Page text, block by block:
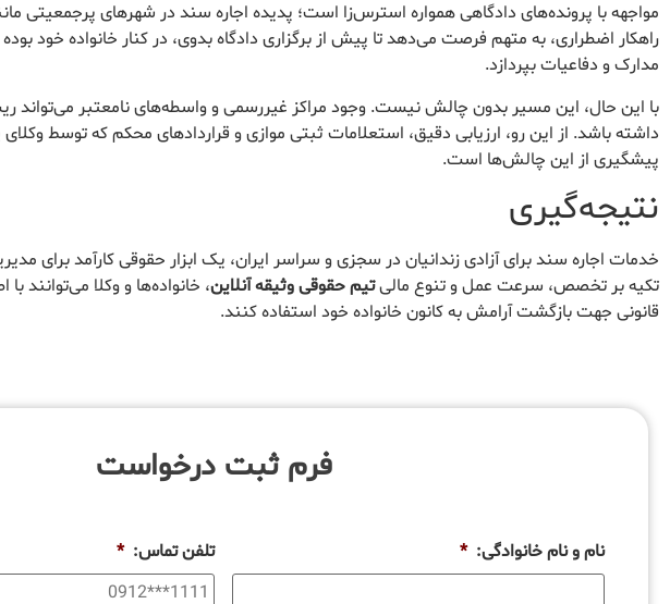
مواجهه با پرونده‌های دادگاهی همواره استرس‌زا است؛ پدیده اجاره سند در شهرهای پرجمعیتی
راهکار اضطراری، به متهم فرصت می‌دهد تا پیش از برگزاری دادگاه بدوی، در کنار خانواده خود
مدارک و دفاعیات بپردازد.
با این حال، این مسیر بدون چالش نیست. وجود مراکز غیررسمی و واسطه‌های نامعتبر می‌تواند
داشته باشد. از این رو، ارزیابی دقیق، استعلامات ثبتی موازی و قراردادهای محکم که توسط
پیشگیری از این چالش‌ها است.
نتیجه‌گیری
خدمات اجاره سند برای آزادی زندانیان در سجزی و سراسر ایران، یک ابزار حقوقی کارآمد برای
تکیه بر تخصص، سرعت عمل و تنوع مالیتیم حقوقی وثیقه آنلاین، خانواده‌ها و وکلا می‌توانند
قانونی جهت بازگشت آرامش به کانون خانواده خود استفاده کنند.
فرم ثبت درخواست
نام و نام خانوادگی: * تلفن تماس: *